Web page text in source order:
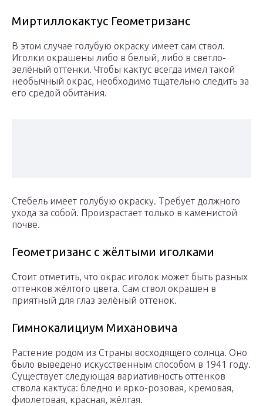
Миртиллокактус Геометризанс
В этом случае голубую окраску имеет сам ствол.
Иголки окрашены либо в белый, либо в светло-
зелёный оттенки. Чтобы кактус всегда имел такой
необычный окрас, необходимо тщательно следить за
его средой обитания.
Стебель имеет голубую окраску. Требует должного
ухода за собой. Произрастает только в каменистой
почве.
Геометризанс с жёлтыми иголками
Стоит отметить, что окрас иголок может быть разных
оттенков жёлтого цвета. Сам ствол окрашен в
приятный для глаз зелёный оттенок.
Гимнокалициум Михановича
Растение родом из Страны восходящего солнца. Оно
было выведено искусственным способом в 1941 году.
Существует следующая вариативность оттенков
ствола кактуса: бледно и ярко-розовая, кремовая,
фиолетовая, красная, жёлтая.